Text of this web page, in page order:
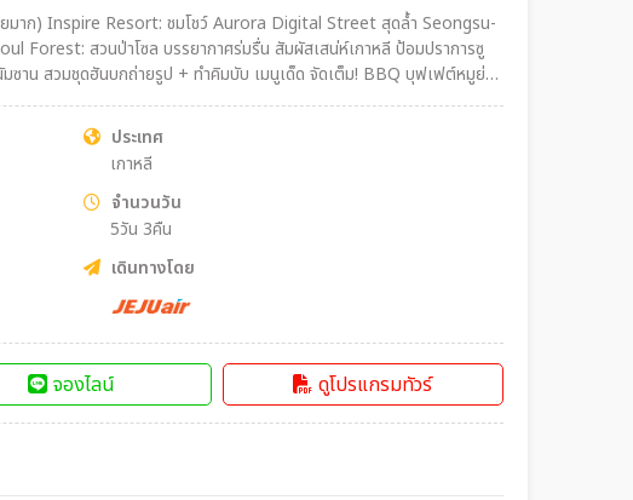
มาก) Inspire Resort: ชมโชว์ Aurora Digital Street สุดล้ำ Seongsu-
ล บรรยากาศร่มรื่น สัมผัสเสน่ห์เกาหลี ป้อมปราการซู
เกาหลี (เติมไม่อั้น) จิมดัก ไก่ตุ๋นซีอิ๊วรสต้นตำรับ ช้อปปิ้งจุใจ ย่านฮงแด (วัยรุ่น) + เมียงดอง
ประเทศ
เกาหลี
จำนวนวัน
5วัน 3คืน
เดินทางโดย
จองไลน์ ดูโปรแกรมทัวร์